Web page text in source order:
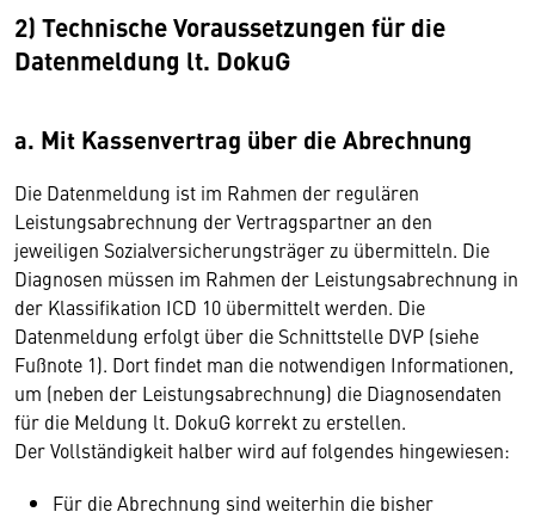
2) Technische Voraussetzungen für die
Datenmeldung lt. DokuG
a. Mit Kassenvertrag über die Abrechnung
Die Datenmeldung ist im Rahmen der regulären
Leistungsabrechnung der Vertragspartner an den
jeweiligen Sozialversicherungsträger zu übermitteln. Die
Diagnosen müssen im Rahmen der Leistungsabrechnung in
der Klassifikation ICD 10 übermittelt werden. Die
Datenmeldung erfolgt über die Schnittstelle DVP (siehe
Fußnote 1). Dort findet man die notwendigen Informationen,
um (neben der Leistungsabrechnung) die Diagnosendaten
für die Meldung lt. DokuG korrekt zu erstellen.
Der Vollständigkeit halber wird auf folgendes hingewiesen:
Für die Abrechnung sind weiterhin die bisher